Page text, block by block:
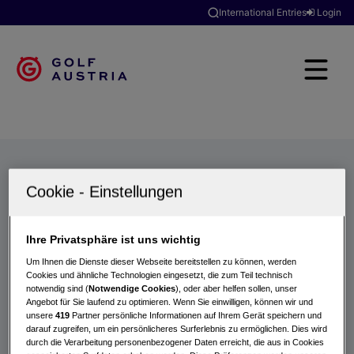
International Entries Login
Turniere
Ihre Privatsphäre ist uns wichtig
Um Ihnen die Dienste dieser Webseite bereitstellen zu können, werden
Cookies und ähnliche Technologien eingesetzt, die zum Teil technisch
notwendig sind (Notwendige Cookies), oder aber helfen sollen, unser
Angebot für Sie laufend zu optimieren. Wenn Sie einwilligen, können wir und
unsere419 Partner persönliche Informationen auf Ihrem Gerät speichern und
darauf zugreifen, um ein persönlicheres Surferlebnis zu ermöglichen. Dies wird
durch die Verarbeitung personenbezogener Daten erreicht, die aus in Cookies